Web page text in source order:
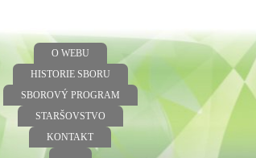
O WEBU
HISTORIE SBORU
SBOROVÝ PROGRAM
STARŠOVSTVO
KONTAKT